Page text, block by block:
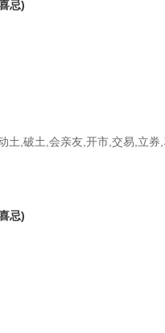
忌)
土,破土,会亲友,开市,交易,立
忌)